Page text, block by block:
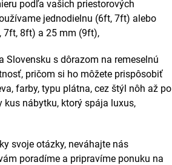
podľa vašich priestorových
jednodielnu (6ft, 7ft) alebo
7ft, 8ft) a 25 mm (9ft),
Slovensku s dôrazom na remeselnú
pričom si ho môžete prispôsobiť
farby, typu plátna, cez štýl nôh až po
nábytku, ktorý spája luxus,
svoje otázky, neváhajte nás
poradíme a pripravíme ponuku na